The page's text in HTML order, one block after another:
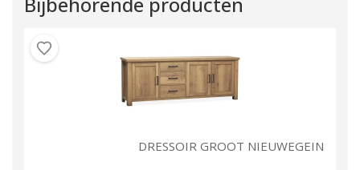
DRESSOIR GROOT NIEUWEGEIN